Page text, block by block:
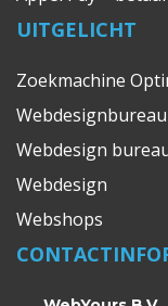
UITGELICHT
Zoekmachine
Webdesign
Webdesign
Webshops